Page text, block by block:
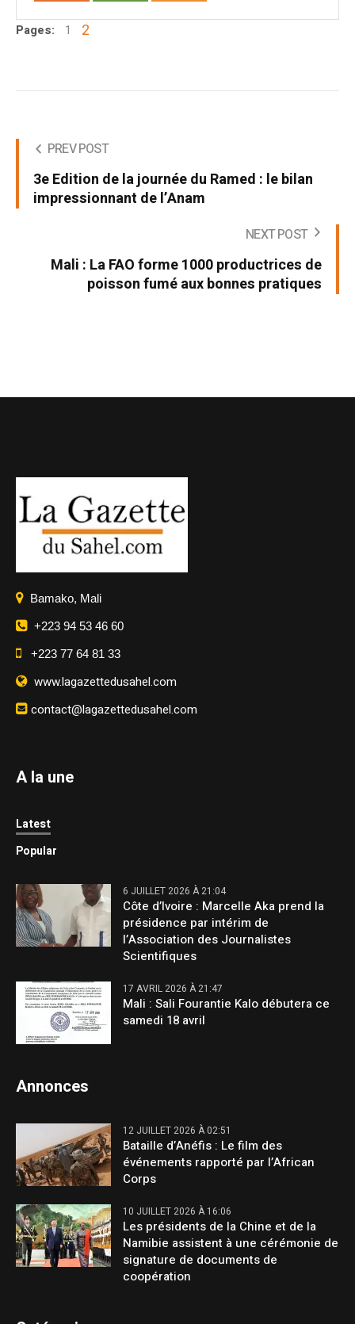
Pages: 1 2
PREV POST
3e Edition de la journée du Ramed : le bilan
impressionnant de l’Anam
NEXT POST
Mali : La FAO forme 1000 productrices de
poisson fumé aux bonnes pratiques
Bamako, Mali
+223 94 53 46 60
+223 77 64 81 33
www.lagazettedusahel.com
contact@lagazettedusahel.com
A la une
Latest
Popular
6 JUILLET 2026 À 21:04
Côte d’Ivoire : Marcelle Aka prend la
présidence par intérim de
l’Association des Journalistes
Scientifiques
17 AVRIL 2026 À 21:47
Mali : Sali Fourantie Kalo débutera ce
samedi 18 avril
Annonces
12 JUILLET 2026 À 02:51
Bataille d’Anéfis : Le film des
événements rapporté par l’African
Corps
10 JUILLET 2026 À 16:06
Les présidents de la Chine et de la
Namibie assistent à une cérémonie de
signature de documents de
coopération